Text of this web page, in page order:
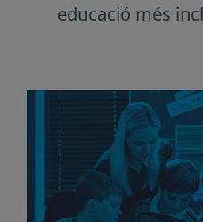
experts, permet a
aprendre de manera
aquestes oportunitats i
l’aprenentatge a l’aula.
La